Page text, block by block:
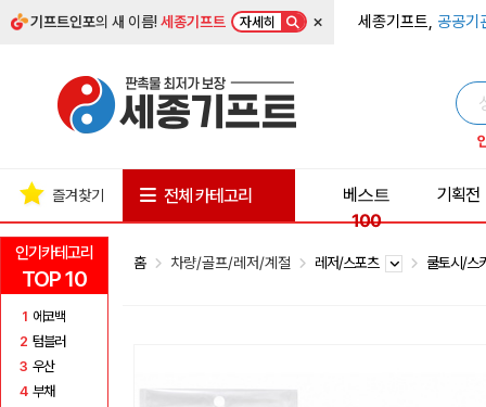
기프트인포의 새 이름!세종기프트 자세히 × 세종기프트, 공공기
인기카테고리
TOP 10
1 에코백
2 텀블러
3 우산
4 부채
즐겨찾기 전체 카테고리
베스트
100
기획전
홈 차량/골프/레저/계절 레저/스포츠 쿨토시/스